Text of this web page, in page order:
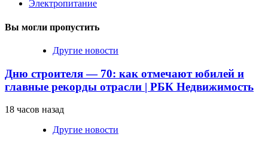
Электропитание
Вы могли пропустить
Другие новости
Дню строителя — 70: как отмечают юбилей и
главные рекорды отрасли | РБК Недвижимость
18 часов назад
Другие новости